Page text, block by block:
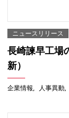
ニュースリリース
長崎諫早工場
新）
企業情報 人事異動